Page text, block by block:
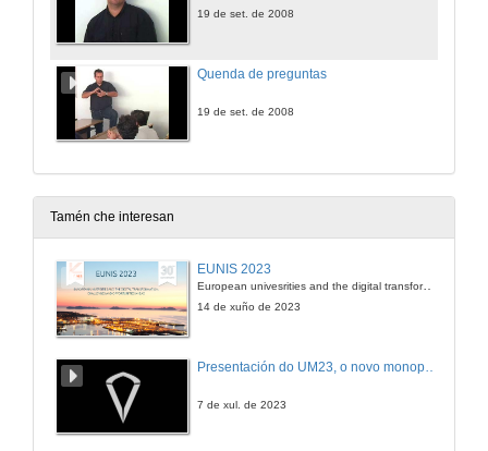
19 de set. de 2008
Quenda de preguntas
19 de set. de 2008
Tamén che interesan
EUNIS 2023
European univesrities and the digital transformation: challenges and opportunities ahead
14 de xuño de 2023
7 de xul. de 2023